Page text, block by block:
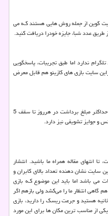
کوین از جمله روش‌ هایي هستند کـه می‌
طریق عدد شبا، جایزه خودرا دریافت کنید.
ندارد اما طبق تجریبات، پاسخگویی
سایت بازی‌ هاي‌ کازینو هم قابل معرض
حداقل واریز دراین سایت 10 هزار تومان و حداکثر مبلغ برداشت در هرروز تا سقف 5
و جوایز تشویقی نیز دارد.
انتهای مقاله همراه ما باشید. انتشار
سایت نشان دهنده تعداد بالای کابران و
می باشد اما باید این موضوع کـه بازی
گاهی انتظار ما را می‌کشد ولی بازهم اگر
هستید و جرعت ریسک را دارید، بازی
از مناسب ترین مکان ها برای این مورد